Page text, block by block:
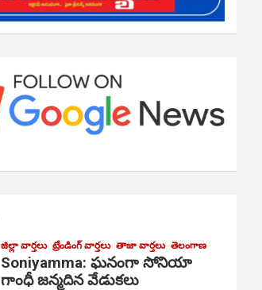
జిల్లా వార్తలు ట్రేండింగ్ వార్తలు తాజా వార్తలు తెలంగాణ
Soniyamma: ఘ‌నంగా సోనియా
గాంధీ జ‌న్మ‌దిన వేడుక‌లు